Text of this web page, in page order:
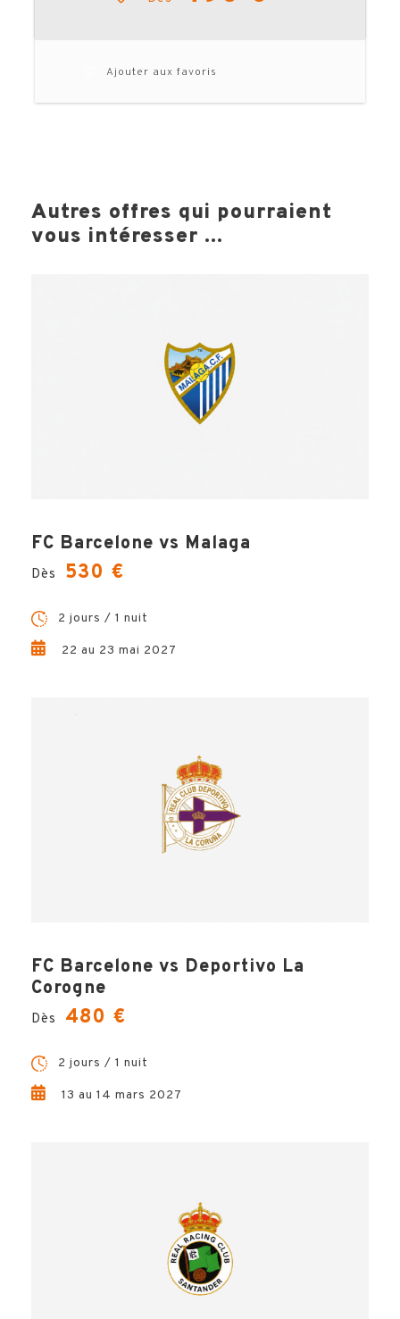
Ajouter aux favoris
Autres offres qui pourraient
vous intéresser ...
FC Barcelone vs Malaga
Dès 530 €
2 jours / 1 nuit
22 au 23 mai 2027
FC Barcelone vs Deportivo La
Corogne
Dès 480 €
2 jours / 1 nuit
13 au 14 mars 2027